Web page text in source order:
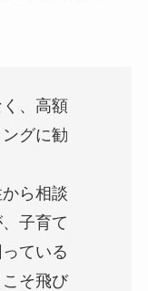
、高額
グに勧
ら相談
子育て
ている
そ飛び